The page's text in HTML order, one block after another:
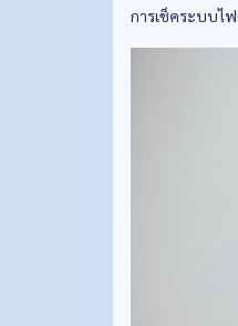
การเช็คระบบไ